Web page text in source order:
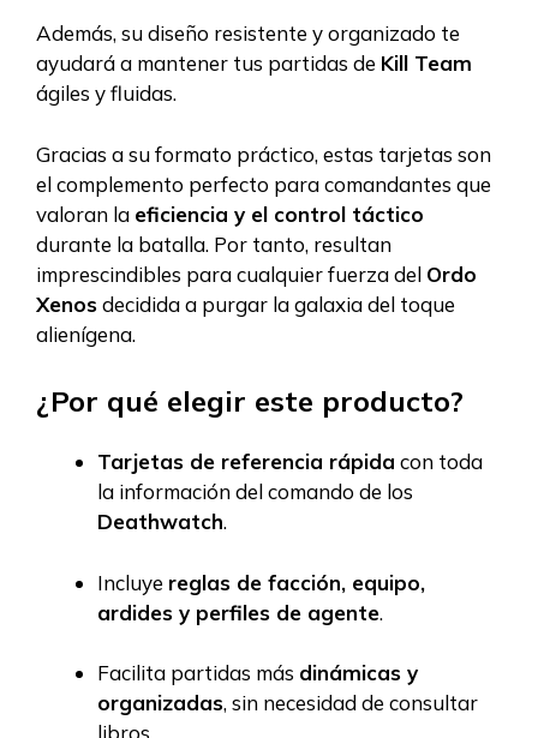
Además, su diseño resistente y organizado te
ayudará a mantener tus partidas de Kill Team
ágiles y fluidas.
Gracias a su formato práctico, estas tarjetas son
el complemento perfecto para comandantes que
valoran la eficiencia y el control táctico
durante la batalla. Por tanto, resultan
imprescindibles para cualquier fuerza del Ordo
Xenosdecidida a purgar la galaxia del toque
alienígena.
¿Por qué elegir este producto?
Tarjetas de referencia rápida con toda
la información del comando de los
Deathwatch.
Incluye reglas de facción, equipo,
ardides y perfiles de agente.
Facilita partidas más dinámicas y
organizadas, sin necesidad de consultar
libros.